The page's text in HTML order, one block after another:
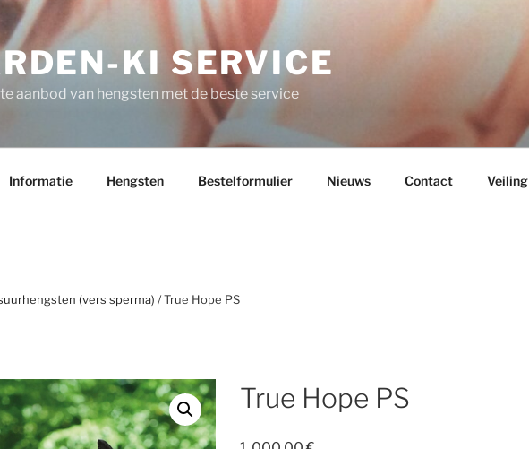
KI SERVICE
aanbod van hengsten met de beste service
Informatie Hengsten Bestelformulier Nieuws Contact Veiling
(vers sperma) / True Hope PS
True Hope PS